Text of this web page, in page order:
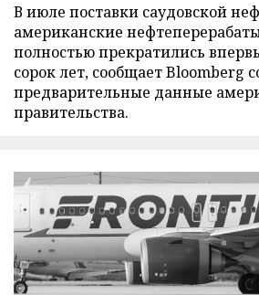
В июле поставки саудовской
американские
полностью прекратились
сорок лет, сообщает Bloomberg
предварительные данные
правительства.